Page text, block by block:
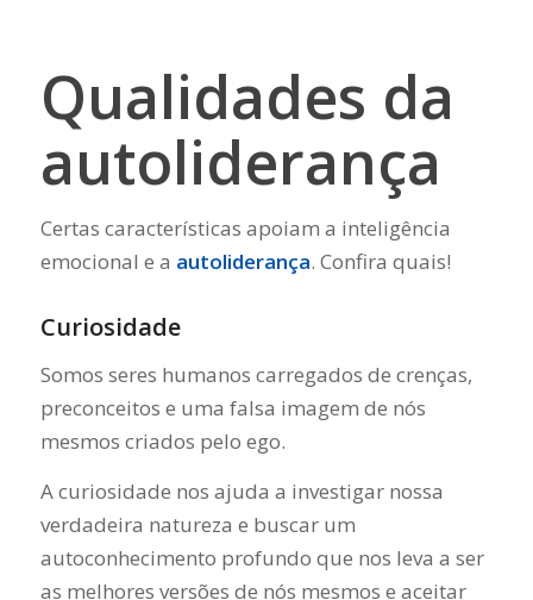
Qualidades da
autoliderança
Certas características apoiam a inteligência
emocional e a autoliderança. Confira quais!
Curiosidade
Somos seres humanos carregados de crenças,
preconceitos e uma falsa imagem de nós
mesmos criados pelo ego.
A curiosidade nos ajuda a investigar nossa
verdadeira natureza e buscar um
autoconhecimento profundo que nos leva a ser
as melhores versões de nós mesmos e aceitar